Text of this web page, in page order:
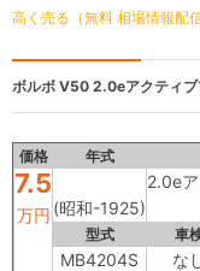
高く売る（無料 相場情報配信
ボルボ V50 2.0eアクティ
価格 年式
7.5
万円 (昭和-1925)
2.0e
型式 車
MB4204S な